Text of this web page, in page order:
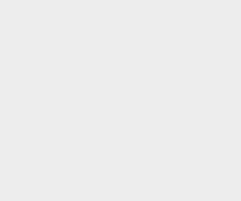
fonctions assurant l’Ecole Fondamentale
400 enfants
un double terrain de sport) de
de table comprenant 9 tables
rattachée à la Crèche (qui pourra
des fêtes) d’une surface de 250m
dédié (capacité nominale de